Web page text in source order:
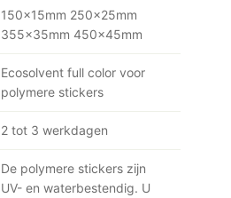
150x15mm 250x25mm
355x35mm 450x45mm
Ecosolvent full color voor
polymere stickers
2 tot 3 werkdagen
De polymere stickers zijn
UV- en waterbestendig. U